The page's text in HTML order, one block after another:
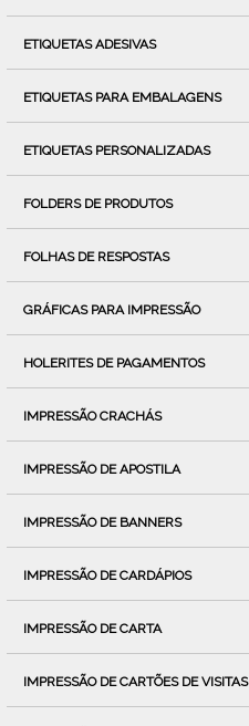
ETIQUETAS ADESIVAS
ETIQUETAS PARA EMBALAGENS
ETIQUETAS PERSONALIZADAS
FOLDERS DE PRODUTOS
FOLHAS DE RESPOSTAS
GRÁFICAS PARA IMPRESSÃO
HOLERITES DE PAGAMENTOS
IMPRESSÃO CRACHÁS
IMPRESSÃO DE APOSTILA
IMPRESSÃO DE BANNERS
IMPRESSÃO DE CARDÁPIOS
IMPRESSÃO DE CARTA
IMPRESSÃO DE CARTÕES DE VISITAS